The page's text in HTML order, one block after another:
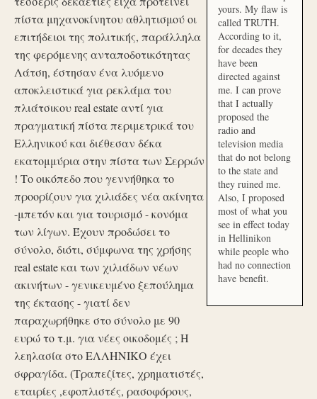
πίστα μηχανοκίνητου αθλητισμού οι
επιτήδειοι της πολιτικής, παράλληλα
της φερόμενης ανταποδοτικότητας
Λάτση, έστησαν ένα λυόμενο
αποκλειστικά για ρεκλάμα του
πλιάτσικου real estate αντί για
πραγματική πίστα περιμετρικά του
Ελληνικού και διέθεσαν δέκα
εκατομμύρια στην πίστα των Σερρών
! Το οικόπεδο που γεννήθηκα το
προορίζουν για χιλιάδες νέα ακίνητα
-μπετόν και για τουρισμό - κονόμα
των λίγων. Έχουν προδώσει το
σύνολο, διότι, σύμφωνα της χρήσης
real estate και των χιλιάδων νέων
ακινήτων - γενικευμένο ξεπούλημα
της έκτασης - γιατί δεν
παραχωρήθηκε στο σύνολο με 90
ευρώ το τ.μ. για νέες οικοδομές ; Η
λεηλασία στο ΕΛΛΗΝΙΚΟ έχει
σφραγίδα. (Τραπεζίτες, χρηματιστές,
εταιρίες ,εφοπλιστές, ρασοφόρους,
yours. My flaw is
called TRUTH.
According to it,
for decades they
have been
directed against
me. I can prove
that I actually
proposed the
radio and
television media
that do not belong
to the state and
they ruined me.
Also, I proposed
most of what you
see in effect today
in Hellinikon
while people who
had no connection
have benefit.